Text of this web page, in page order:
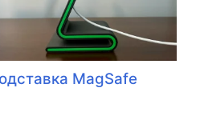
MagSafe